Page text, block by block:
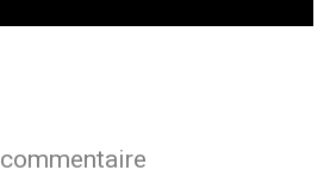
commentaire